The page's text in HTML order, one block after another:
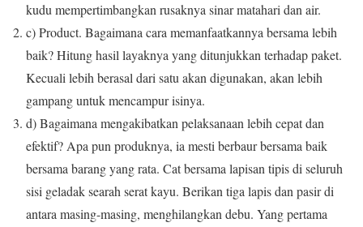
kudu mempertimbangkan rusaknya sinar matahari dan air.
c) Product. Bagaimana cara memanfaatkannya bersama lebih
baik? Hitung hasil layaknya yang ditunjukkan terhadap paket.
Kecuali lebih berasal dari satu akan digunakan, akan lebih
gampang untuk mencampur isinya.
d) Bagaimana mengakibatkan pelaksanaan lebih cepat dan
efektif? Apa pun produknya, ia mesti berbaur bersama baik
bersama barang yang rata. Cat bersama lapisan tipis di seluruh
sisi geladak searah serat kayu. Berikan tiga lapis dan pasir di
antara masing-masing, menghilangkan debu. Yang pertama